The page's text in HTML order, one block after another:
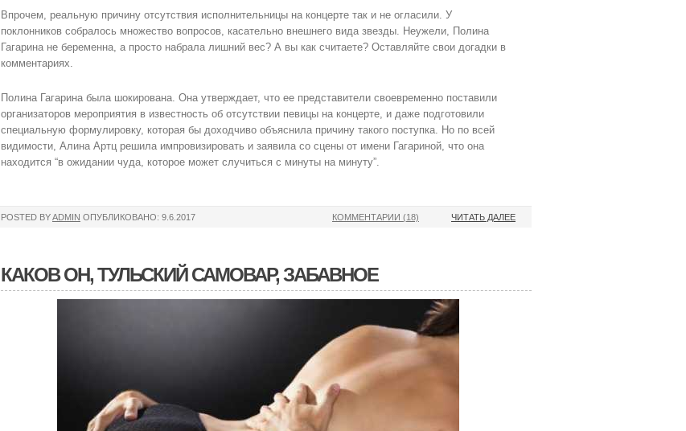
Впрочем, реальную причину отсутствия исполнительницы на концерте так и не огласили. У
поклонников собралось множество вопросов, касательно внешнего вида звезды. Неужели, Полина
Гагарина не беременна, а просто набрала лишний вес? А вы как считаете? Оставляйте свои догадки в
комментариях.
Полина Гагарина была шокирована. Она утверждает, что ее представители своевременно поставили
организаторов мероприятия в известность об отсутствии певицы на концерте, и даже подготовили
специальную формулировку, которая бы доходчиво объяснила причину такого поступка. Но по всей
видимости, Алина Артц решила импровизировать и заявила со сцены от имени Гагариной, что она
находится “в ожидании чуда, которое может случиться с минуты на минуту”.
POSTED BYADMIN ОПУБЛИКОВАНО: 9.6.2017 ЧИТАТЬ ДАЛЕЕ
КОММЕНТАРИИ (18)
КАКОВ ОН, ТУЛЬСКИЙ САМОВАР, ЗАБАВНОЕ